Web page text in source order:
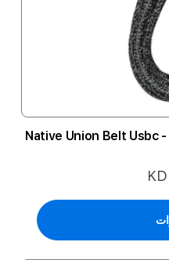
Native Union Belt Usbc